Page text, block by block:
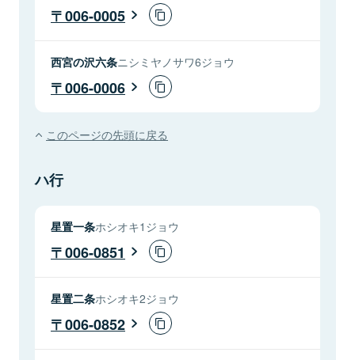
006-0005
西宮の沢六条ニシミヤノサワ6ジョウ
006-0006
このページの先頭に戻る
ハ行
星置一条ホシオキ1ジョウ
006-0851
星置二条ホシオキ2ジョウ
006-0852